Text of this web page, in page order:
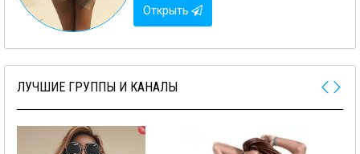
Открыть
ЛУЧШИЕ ГРУППЫ И КАНАЛЫ